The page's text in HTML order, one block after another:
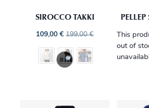
SIROCCO TAKKI
109,00€ 199,00€
This
out of